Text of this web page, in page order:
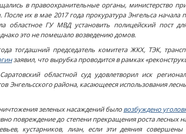
в правоохранительные органы, министерство
После их в мае 2017 года прокуратура Энгельса начала
областное ГУ МВД установить полицейский пост
это не помешало возведению домов.
тогдашний председатель комитета ЖКХ, ТЭК,
заявил, что вырубка проводится в рамках
областной суд удовлетворил иск
Энгельсского района, касающееся использования
зеленых насаждений быловозбуждено
повреждение до степени прекращения роста лесных
кустарников, лиан, если эти деяния